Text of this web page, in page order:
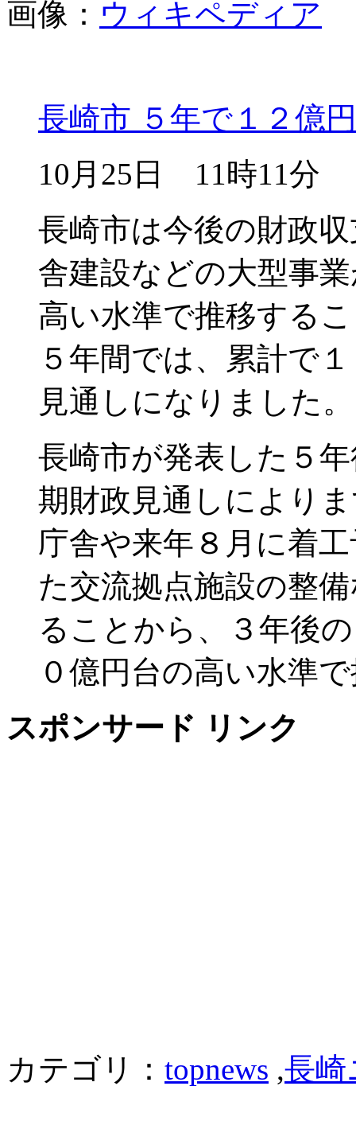
画像： ウィキペディア
長崎市 ５年で１２億
10月25日 11時11分
長崎市は今後の財政
舎建設などの大型事
高い水準で推移する
５年間では、累計で
見通しになりました。
長崎市が発表した５
期財政見通しにより
庁舎や来年８月に着
た交流拠点施設の整
ることから、３年後
０億円台の高い水準
スポンサード リンク
カテゴリ： topnews ,長崎